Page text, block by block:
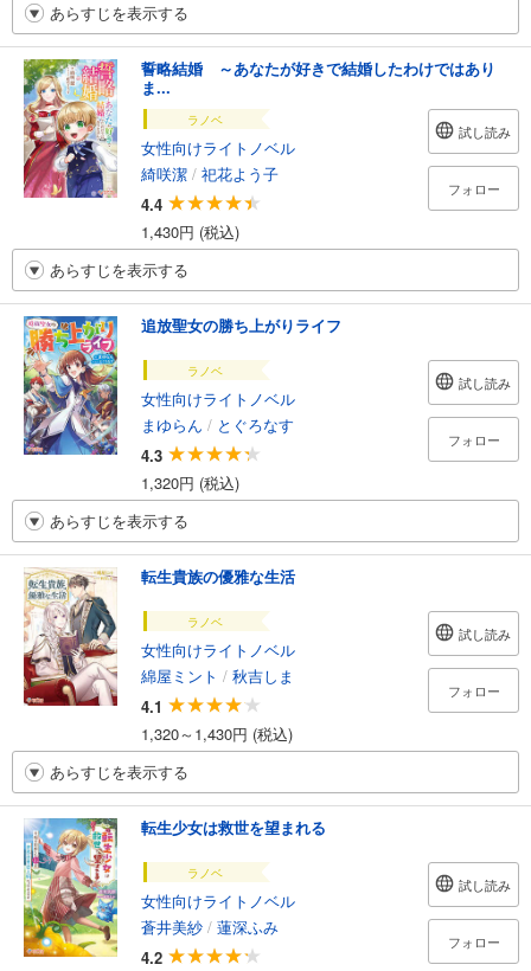
あらすじを表示する
誓略結婚 ～あなたが好きで結婚したわけではあり
ま...
ラノベ
女性向けライトノベル
綺咲潔 / 祀花よう子
4.4
1,430円 (税込)
試し読み
フォロー
あらすじを表示する
追放聖女の勝ち上がりライフ
ラノベ
女性向けライトノベル
まゆらん / とぐろなす
4.3
1,320円 (税込)
試し読み
フォロー
あらすじを表示する
転生貴族の優雅な生活
ラノベ
女性向けライトノベル
綿屋ミント / 秋吉しま
4.1
1,320～1,430円 (税込)
試し読み
フォロー
あらすじを表示する
転生少女は救世を望まれる
ラノベ
女性向けライトノベル
蒼井美紗 / 蓮深ふみ
4.2
試し読み
フォロー